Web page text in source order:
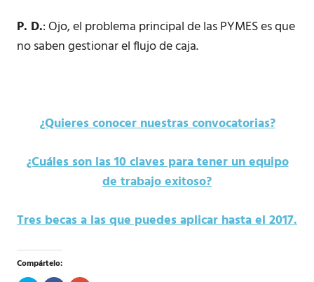
P. D.: Ojo, el problema principal de las PYMES es que
no saben gestionar el flujo de caja.
¿Quieres conocer nuestras convocatorias?
¿Cuáles son las 10 claves para tener un equipo
de trabajo exitoso?
Tres becas a las que puedes aplicar hasta el 2017.
Compártelo: